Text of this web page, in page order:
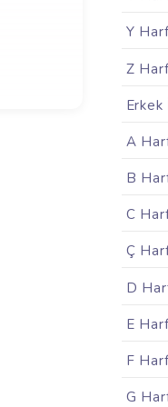
Y
Z
A
B
C
Ç
D
E
F
G